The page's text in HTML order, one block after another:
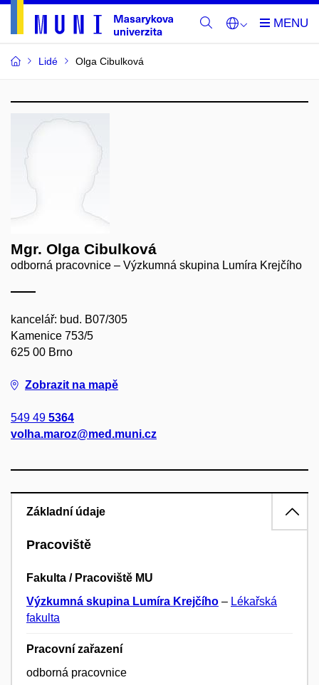
Lidé Olga Cibulková
Mgr. Olga Cibulková
odborná pracovnice – Výzkumná skupina Lumíra Krejčího
kancelář: bud. B07/305
Kamenice 753/5
625 00 Brno
Zobrazit na mapě
549 49 5364
volha.maroz@med.muni.cz
Základní údaje
Pracoviště
Fakulta / Pracoviště MU
Výzkumná skupina Lumíra Krejčího – Lékařská
fakulta
Pracovní zařazení
odborná pracovnice